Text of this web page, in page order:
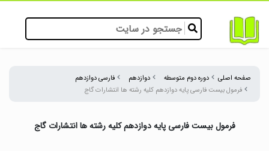
صفحه اصلی دوره دوم متوسطه دوازدهم
فارسی دوازدهم
فرمول بیست فارسی پایه دوازدهم کلیه رشته ها انتشارات گاج
فرمول بیست فارسی پایه دوازدهم کلیه رشته ها انتشارات گاج